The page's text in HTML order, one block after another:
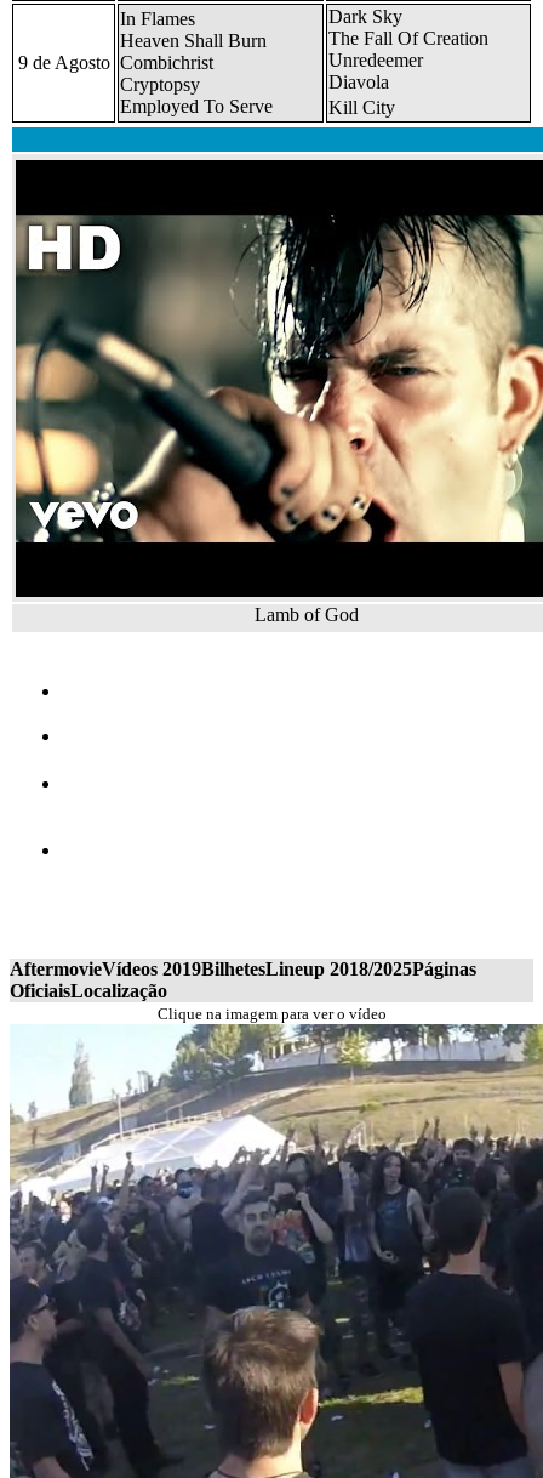
9 de Agosto
In Flames
Heaven Shall Burn
Combichrist
Cryptopsy
Employed To Serve
Dark Sky
The Fall Of Creation
Unredeemer
Diavola
Kill City
Lamb of God
AftermovieVídeos 2019BilhetesLineup 2018/2025Páginas
OficiaisLocalização
Clique na imagem para ver o vídeo